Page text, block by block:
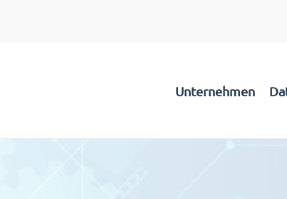
Unternehmen